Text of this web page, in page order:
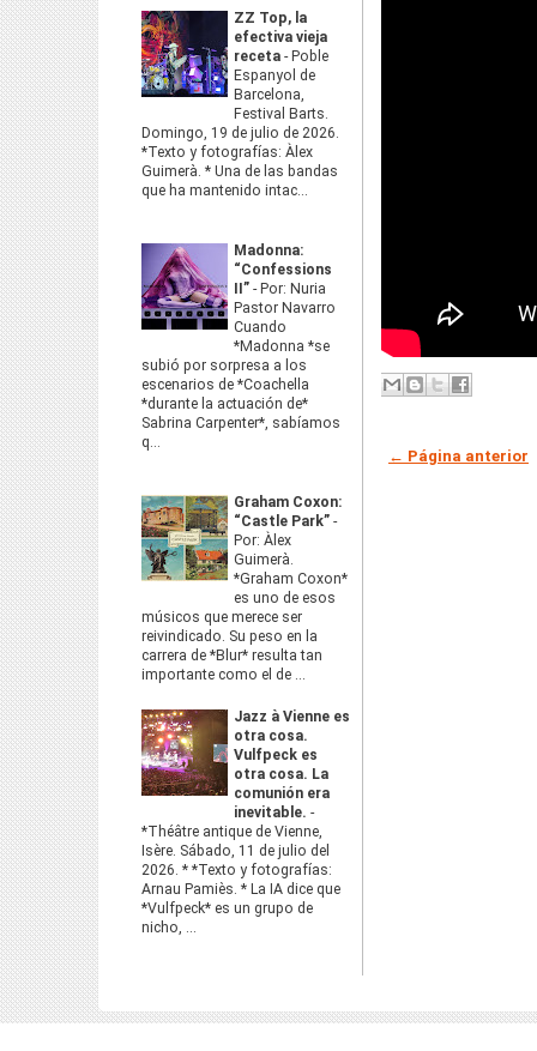
ZZ Top, la
efectiva vieja
receta - Poble
Espanyol de
Barcelona,
Festival Barts.
Domingo, 19 de julio de 2026.
*Texto y fotografías: Àlex
Guimerà. * Una de las bandas
que ha mantenido intac...
Madonna:
“Confessions
II” - Por: Nuria
Pastor Navarro
Cuando
*Madonna *se
subió por sorpresa a los
escenarios de *Coachella
*durante la actuación de*
Sabrina Carpenter*, sabíamos
q...
Graham Coxon:
“Castle Park” -
Por: Àlex
Guimerà.
*Graham Coxon*
es uno de esos
músicos que merece ser
reivindicado. Su peso en la
carrera de *Blur* resulta tan
importante como el de ...
Jazz à Vienne es
otra cosa.
Vulfpeck es
otra cosa. La
comunión era
inevitable. -
*Théâtre antique de Vienne,
Isère. Sábado, 11 de julio del
2026. * *Texto y fotografías:
Arnau Pamiès. * La IA dice que
*Vulfpeck* es un grupo de
nicho, ...
← Página anterior